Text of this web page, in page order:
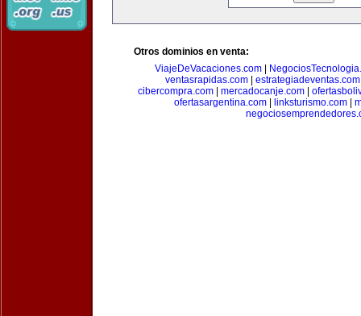
Otros dominios en venta:
ViajeDeVacaciones.com
ventasrapidas.com
estrategiadeventas.com
cibercompra.com| mercadocanje.com|
ofertasargentina.com| linksturismo.com|